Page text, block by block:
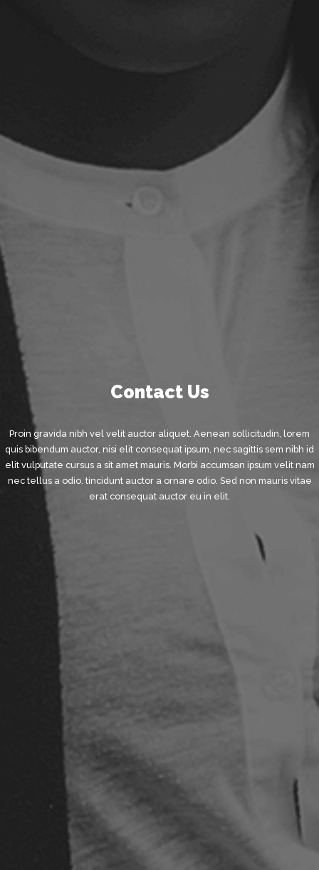
Contact Us
Proin gravida nibh vel velit auctor aliquet. Aenean sollicitudin, lorem
quis bibendum auctor, nisi elit consequat ipsum, nec sagittis sem nibh id
elit vulputate cursus a sit amet mauris. Morbi accumsan ipsum velit nam
nec tellus a odio. tincidunt auctor a ornare odio. Sed non mauris vitae
erat consequat auctor eu in elit.